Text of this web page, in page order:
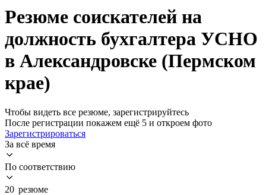
Резюме соискателей на
должность бухгалтера УСНО
в Александровске (Пермском
крае)
Чтобы видеть все резюме, зарегистрируйтесь
После регистрации покажем ещё 5 и откроем фото
Зарегистрироваться
За всё время
По соответствию
20 резюме